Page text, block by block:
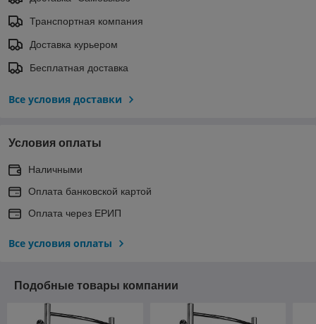
Транспортная компания
Доставка курьером
Бесплатная доставка
Все условия доставки
Условия оплаты
Наличными
Оплата банковской картой
Оплата через ЕРИП
Все условия оплаты
Подобные товары компании